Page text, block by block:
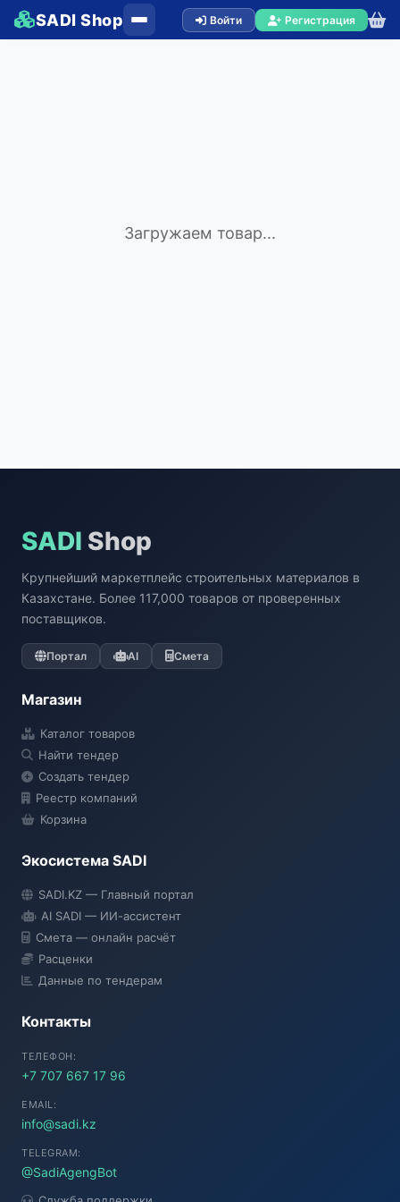
SADI Shop Войти Регистрация
Загружаем товар...
SADI Shop
Крупнейший маркетплейс строительных материалов в
Казахстане. Более 117,000 товаров от проверенных
поставщиков.
Портал AI Смета
Магазин
Каталог товаров
Найти тендер
Создать тендер
Реестр компаний
Корзина
Экосистема SADI
SADI.KZ — Главный портал
AI SADI — ИИ-ассистент
Смета — онлайн расчёт
Расценки
Данные по тендерам
Контакты
ТЕЛЕФОН:
+7 707 667 17 96
EMAIL:
info@sadi.kz
TELEGRAM:
@SadiAgengBot
● Подключение...